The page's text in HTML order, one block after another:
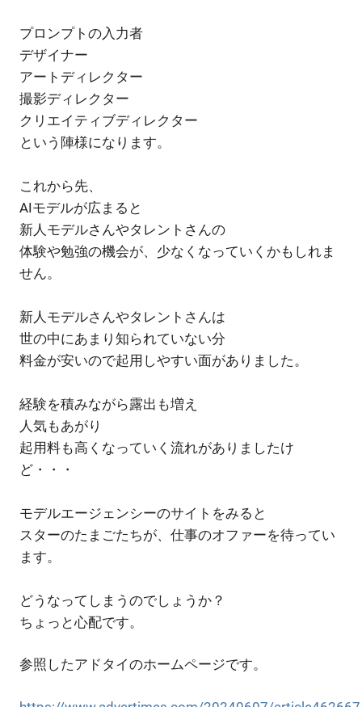
プロンプトの入力者
デザイナー
アートディレクター
撮影ディレクター
クリエイティブディレクター
という陣様になります。
これから先、
AIモデルが広まると
新人モデルさんやタレントさんの
体験や勉強の機会が、少なくなっていくかもしれま
せん。
新人モデルさんやタレントさんは
世の中にあまり知られていない分
料金が安いので起用しやすい面がありました。
経験を積みながら露出も増え
人気もあがり
起用料も高くなっていく流れがありましたけ
ど・・・
モデルエージェンシーのサイトをみると
スターのたまごたちが、仕事のオファーを待ってい
ます。
どうなってしまうのでしょうか？
ちょっと心配です。
参照したアドタイのホームページです。